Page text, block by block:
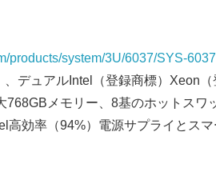
products/system/3U/6037/SYS-
デュアルIntel（登録商標）Xeon
768GBメモリー、8基のホットス
高効率（94%）電源サプライとスマ
Japanese